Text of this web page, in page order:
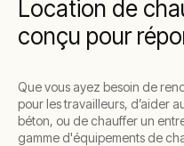
Location de
conçu pour
Que vous ayez besoin de
pour les travailleurs, d’aider
béton, ou de chauffer un
gamme d'équipements de